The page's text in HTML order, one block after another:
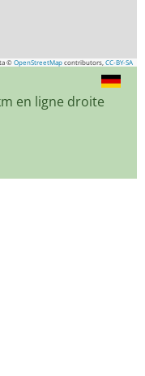
© OpenStreetMap contributors, CC-BY-SA
en ligne droite